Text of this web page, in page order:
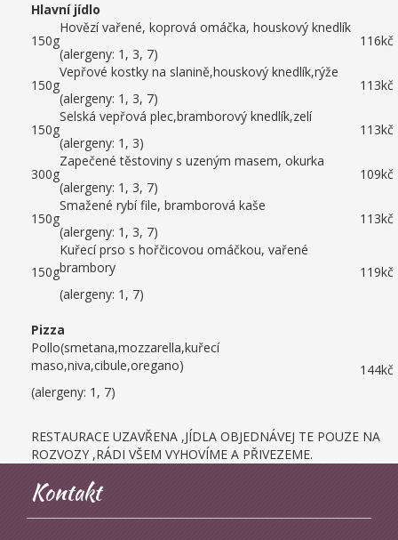
Hlavní jídlo
150g
Hovězí vařené, koprová omáčka, houskový knedlík
(alergeny: 1, 3, 7)
116kč
150g
Vepřové kostky na slanině,houskový knedlík,rýže
(alergeny: 1, 3, 7)
113kč
150g
Selská vepřová plec,bramborový knedlík,zelí
(alergeny: 1, 3)
113kč
300g
Zapečené těstoviny s uzeným masem, okurka
(alergeny: 1, 3, 7)
109kč
150g
Smažené rybí file, bramborová kaše
(alergeny: 1, 3, 7)
113kč
150g
Kuřecí prso s hořčicovou omáčkou, vařené
brambory
(alergeny: 1, 7)
119kč
Pizza
Pollo(smetana,mozzarella,kuřecí
maso,niva,cibule,oregano)
(alergeny: 1, 7)
144kč
RESTAURACE UZAVŘENA ,JÍDLA OBJEDNÁVEJ TE POUZE NA
ROZVOZY ,RÁDI VŠEM VYHOVÍME A PŘIVEZEME.
Kontakt